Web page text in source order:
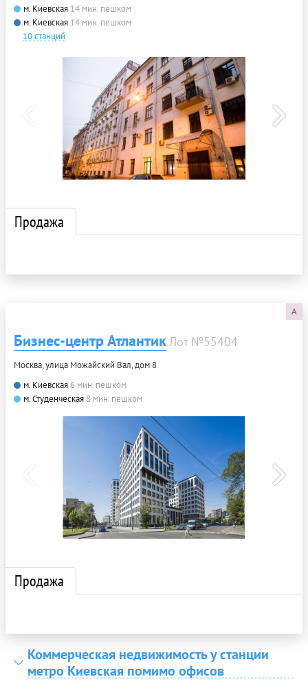
м. Киевская 14 мин. пешком
м. Киевская 14 мин. пешком
10 станций
Продажа
A
Бизнес-центр АтлантикЛот №55404
Москва, улица Можайский Вал, дом 8
м. Киевская 6 мин. пешком
м. Студенческая 8 мин. пешком
Продажа
Коммерческая недвижимость у станции
метро Киевская помимо офисов